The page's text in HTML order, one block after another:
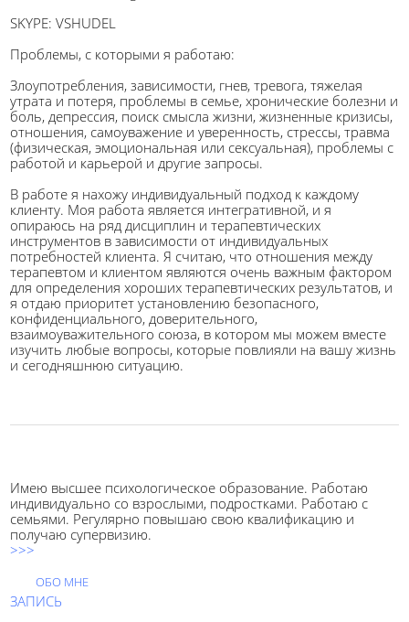
SKYPE: VSHUDEL
Проблемы, с которыми я работаю:
Злоупотребления, зависимости, гнев, тревога, тяжелая
утрата и потеря, проблемы в семье, хронические болезни и
боль, депрессия, поиск смысла жизни, жизненные кризисы,
отношения, самоуважение и уверенность, стрессы, травма
(физическая, эмоциональная или сексуальная), проблемы с
работой и карьерой и другие запросы.
В работе я нахожу индивидуальный подход к каждому
клиенту. Моя работа является интегративной, и я
опираюсь на ряд дисциплин и терапевтических
инструментов в зависимости от индивидуальных
потребностей клиента. Я считаю, что отношения между
терапевтом и клиентом являются очень важным фактором
для определения хороших терапевтических результатов, и
я отдаю приоритет установлению безопасного,
конфиденциального, доверительного,
взаимоуважительного союза, в котором мы можем вместе
изучить любые вопросы, которые повлияли на вашу жизнь
и сегодняшнюю ситуацию.
Имею высшее психологическое образование. Работаю
индивидуально со взрослыми, подростками. Работаю с
семьями. Регулярно повышаю свою квалификацию и
получаю супервизию.
>>>
ОБО МНЕ
ЗАПИСЬ